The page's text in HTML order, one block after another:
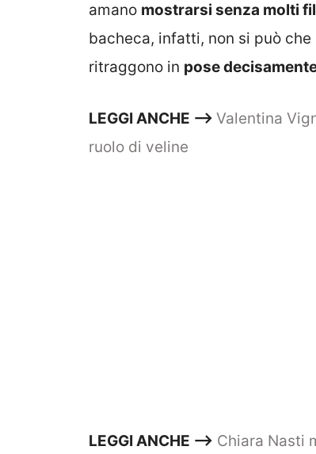
amano mostrarsi senza molti
bacheca, infatti, non si può
ritraggono in pose
LEGGI ANCHE –> Valentina
ruolo di veline
LEGGI ANCHE –> Chiara Nasti